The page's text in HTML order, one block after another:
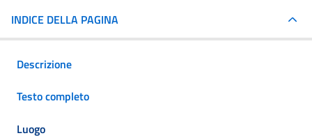
INDICE DELLA PAGINA
Descrizione
Testo completo
Luogo